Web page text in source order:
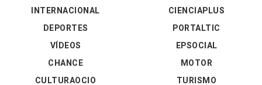
INTERNACIONAL
DEPORTES
VÍDEOS
CIENCIAPLUS
PORTALTIC
EPSOCIAL
CHANCE
CULTURAOCIO
MOTOR
TURISMO